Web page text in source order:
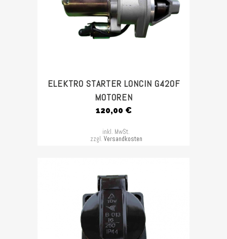
ELEKTRO STARTER LONCIN G420F
MOTOREN
120,00 €
inkl. MwSt.
zzgl. Versandkosten